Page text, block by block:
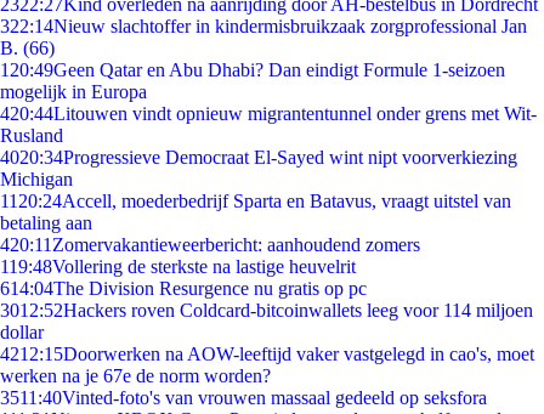
2322:27Kind overleden na aanrijding door AH-bestelbus in Dordrecht
322:14Nieuw slachtoffer in kindermisbruikzaak zorgprofessional Jan
B. (66)
1 20:49Geen Qatar en Abu Dhabi? Dan eindigt Formule 1-seizoen
mogelijk in Europa
420:44Litouwen vindt opnieuw migrantentunnel onder grens met Wit-
Rusland
4020:34Progressieve Democraat El-Sayed wint nipt voorverkiezing
Michigan
11 20:24Accell, moederbedrijf Sparta en Batavus, vraagt uitstel van
betaling aan
420:11 Zomervakantieweerbericht: aanhoudend zomers
119:48Vollering de sterkste na lastige heuvelrit
614:04The Division Resurgence nu gratis op pc
3012:52Hackers roven Coldcard-bitcoinwallets leeg voor 114 miljoen
dollar
4212:15Doorwerken na AOW-leeftijd vaker vastgelegd in cao's, moet
werken na je 67e de norm worden?
3511:40Vinted-foto's van vrouwen massaal gedeeld op seksfora